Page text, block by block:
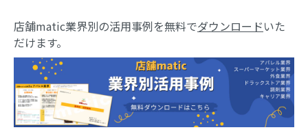
店舗matic業界別の活用事例を無料でダウンロードいた
だけます。